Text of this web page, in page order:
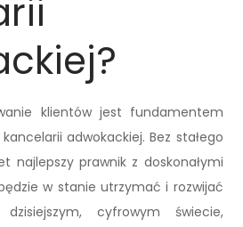
klientów jest fundamentem
adwokackiej. Bez stałego
najlepszy prawnik z doskonałymi
w stanie utrzymać i rozwijać
cyfrowym świecie,